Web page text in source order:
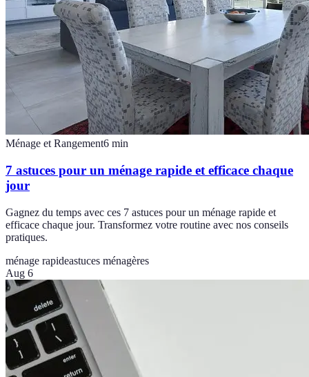
Ménage et Rangement6 min
7 astuces pour un ménage rapide et efficace chaque
jour
Gagnez du temps avec ces 7 astuces pour un ménage rapide et
efficace chaque jour. Transformez votre routine avec nos conseils
pratiques.
ménage rapideastuces ménagères
Aug 6